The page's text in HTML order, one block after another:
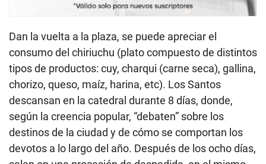
Dan la vuelta a la plaza, se puede apreciar el
consumo del chiriuchu (plato compuesto de distintos
tipos de productos: cuy, charqui (carne seca), gallina,
chorizo, queso, maíz, harina, etc). Los Santos
descansan en la catedral durante 8 días, donde,
según la creencia popular, “debaten” sobre los
destinos de la ciudad y de cómo se comportan los
devotos a lo largo del año. Después de los ocho días,